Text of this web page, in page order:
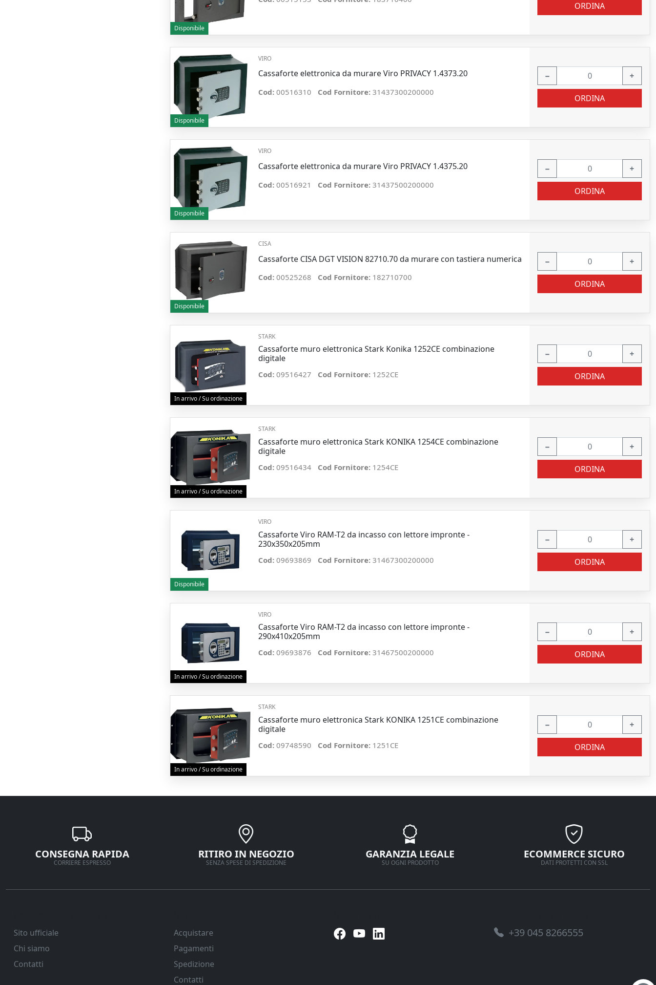
Disponibile
ORDINA
Disponibile
VIRO
Cassaforte elettronica da murare Viro PRIVACY 1.4373.20
Cod: 00516310 Cod Fornitore: 31437300200000
− +
ORDINA
Disponibile
VIRO
Cassaforte elettronica da murare Viro PRIVACY 1.4375.20
Cod: 00516921 Cod Fornitore: 31437500200000
− +
ORDINA
Disponibile
CISA
Cassaforte CISA DGT VISION 82710.70 da murare con tastiera numerica
Cod: 00525268 Cod Fornitore: 182710700
− +
ORDINA
In arrivo / Su ordinazione
STARK
Cassaforte muro elettronica Stark Konika 1252CE combinazione
digitale
Cod: 09516427 Cod Fornitore: 1252CE
− +
ORDINA
In arrivo / Su ordinazione
STARK
Cassaforte muro elettronica Stark KONIKA 1254CE combinazione
digitale
Cod: 09516434 Cod Fornitore: 1254CE
− +
ORDINA
Disponibile
VIRO
Cassaforte Viro RAM-T2 da incasso con lettore impronte -
230x350x205mm
Cod: 09693869 Cod Fornitore: 31467300200000
− +
ORDINA
In arrivo / Su ordinazione
VIRO
Cassaforte Viro RAM-T2 da incasso con lettore impronte -
290x410x205mm
Cod: 09693876 Cod Fornitore: 31467500200000
− +
ORDINA
In arrivo / Su ordinazione
STARK
Cassaforte muro elettronica Stark KONIKA 1251CE combinazione
digitale
Cod: 09748590 Cod Fornitore: 1251CE
− +
ORDINA
CONSEGNA RAPIDA
CORRIERE ESPRESSO
RITIRO IN NEGOZIO
SENZA SPESE DI SPEDIZIONE
GARANZIA LEGALE
SU OGNI PRODOTTO
ECOMMERCE SICURO
DATI PROTETTI CON SSL
Sito ufficiale
Chi siamo
Contatti
Acquistare
Pagamenti
Spedizione
Contatti
+39 045 8266555